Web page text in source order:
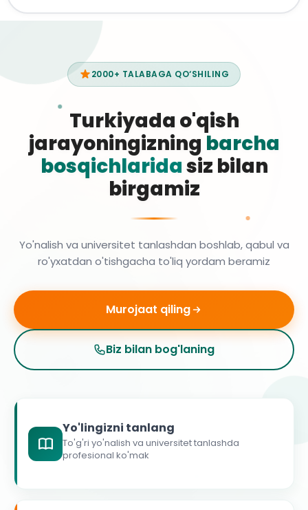
2000+ TALABAGA QO‘SHILING
Turkiyada o'qish
jarayoningizning barcha
bosqichlaridasiz bilan
birgamiz
Yo'nalish va universitet tanlashdan boshlab, qabul va
ro'yxatdan o'tishgacha to'liq yordam beramiz
Murojaat qiling
Biz bilan bog'laning
Yo'lingizni tanlang
To'g'ri yo'nalish va universitet tanlashda
profesional ko'mak